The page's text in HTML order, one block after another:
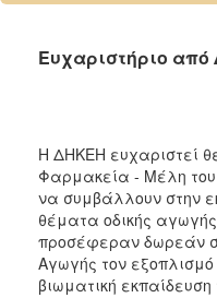
2022
2019
2018
2017
2016
2015
Ευχαριστήριο
Η ΔΗΚΕΗ ευχαριστεί
Φαρμακεία - Μέλη
να συμβάλλουν στην
θέματα οδικής
προσέφεραν δωρεάν
Αγωγής τον
βιωματική